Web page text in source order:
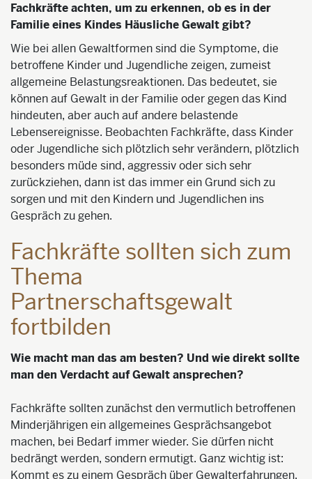
Fachkräfte achten, um zu erkennen, ob es in der
Familie eines Kindes Häusliche Gewalt gibt?
Wie bei allen Gewaltformen sind die Symptome, die
betroffene Kinder und Jugendliche zeigen, zumeist
allgemeine Belastungsreaktionen. Das bedeutet, sie
können auf Gewalt in der Familie oder gegen das Kind
hindeuten, aber auch auf andere belastende
Lebensereignisse. Beobachten Fachkräfte, dass Kinder
oder Jugendliche sich plötzlich sehr verändern, plötzlich
besonders müde sind, aggressiv oder sich sehr
zurückziehen, dann ist das immer ein Grund sich zu
sorgen und mit den Kindern und Jugendlichen ins
Gespräch zu gehen.
Fachkräfte sollten sich zum
Thema
Partnerschaftsgewalt
fortbilden
Wie macht man das am besten? Und wie direkt sollte
man den Verdacht auf Gewalt ansprechen?
Fachkräfte sollten zunächst den vermutlich betroffenen
Minderjährigen ein allgemeines Gesprächsangebot
machen, bei Bedarf immer wieder. Sie dürfen nicht
bedrängt werden, sondern ermutigt. Ganz wichtig ist:
Kommt es zu einem Gespräch über Gewalterfahrungen,